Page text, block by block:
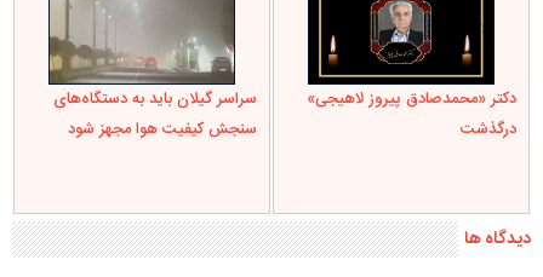
دکتر «محمدصادق پیروز لاهیجی»
درگذشت
سراسر گیلان باید به دستگاه‌های
سنجش کیفیت هوا مجهز شود
دیدگاه ها